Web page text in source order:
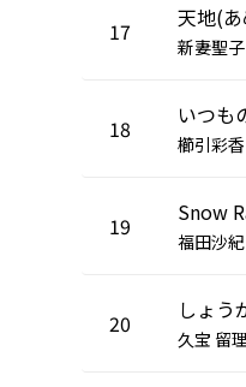
17 天地(
新妻聖子
18 いつも
櫛引彩香
19 Snow
福田沙紀
20 しょう
久宝 留